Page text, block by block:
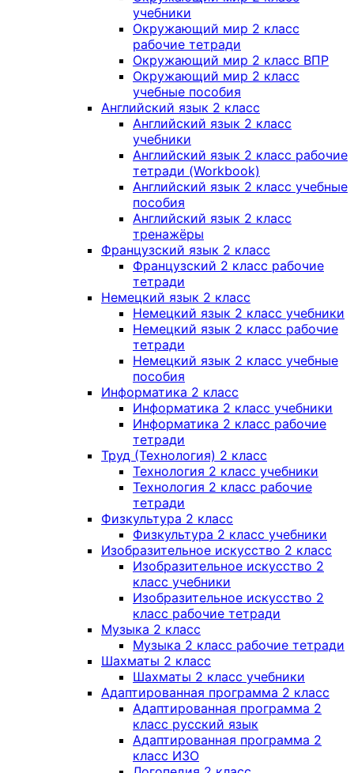
учебники
Окружающий мир 2 класс
рабочие тетради
Окружающий мир 2 класс ВПР
Окружающий мир 2 класс
учебные пособия
Английский язык 2 класс
Английский язык 2 класс
учебники
Английский язык 2 класс рабочие
тетради (Workbook)
Английский язык 2 класс учебные
пособия
Английский язык 2 класс
тренажёры
Французский язык 2 класс
Французский 2 класс рабочие
тетради
Немецкий язык 2 класс
Немецкий язык 2 класс учебники
Немецкий язык 2 класс рабочие
тетради
Немецкий язык 2 класс учебные
пособия
Информатика 2 класс
Информатика 2 класс учебники
Информатика 2 класс рабочие
тетради
Труд (Технология) 2 класс
Технология 2 класс учебники
Технология 2 класс рабочие
тетради
Физкультура 2 класс
Физкультура 2 класс учебники
Изобразительное искусство 2 класс
Изобразительное искусство 2
класс учебники
Изобразительное искусство 2
класс рабочие тетради
Музыка 2 класс
Музыка 2 класс рабочие тетради
Шахматы 2 класс
Шахматы 2 класс учебники
Адаптированная программа 2 класс
Адаптированная программа 2
класс русский язык
Адаптированная программа 2
класс ИЗО